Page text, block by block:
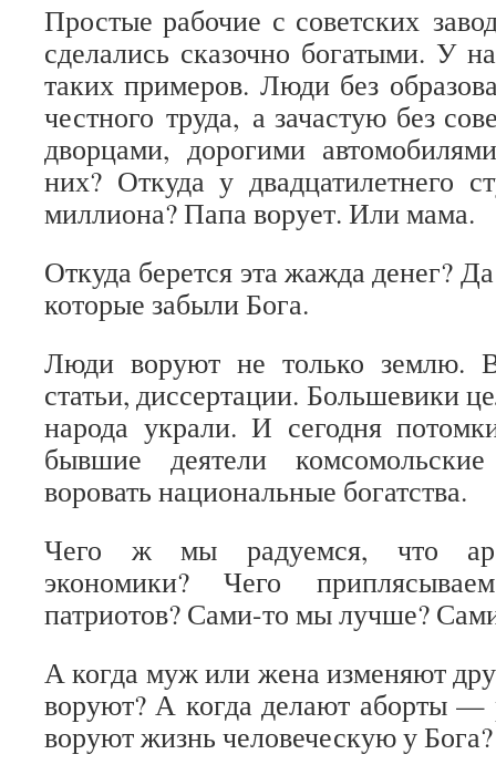
Простые рабочие с советских
сделались сказочно богатыми. У
таких примеров. Люди без
честного труда, а зачастую без
дворцами, дорогими
них? Откуда у двадцатилетнего
миллиона? Папа ворует. Или мама.
Откуда берется эта жажда денег?
которые забыли Бога.
Люди воруют не только землю.
статьи, диссертации. Большевики
народа украли. И сегодня
бывшие деятели
воровать национальные богатства.
Чего ж мы радуемся, что
экономики? Чего
патриотов? Сами-то мы лучше?
А когда муж или жена изменяют
воруют? А когда делают аборты —
воруют жизнь человеческую у Бога?